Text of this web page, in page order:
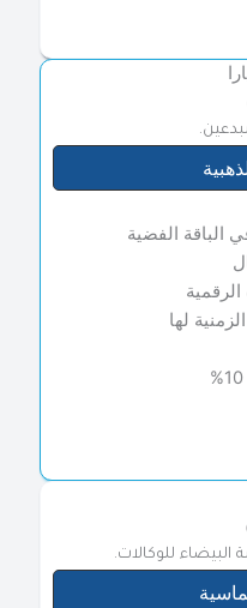
الباقة الفضية
لها
للوكالات.